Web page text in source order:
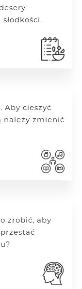
Aby cieszyć
należy zmienić
zrobić, aby